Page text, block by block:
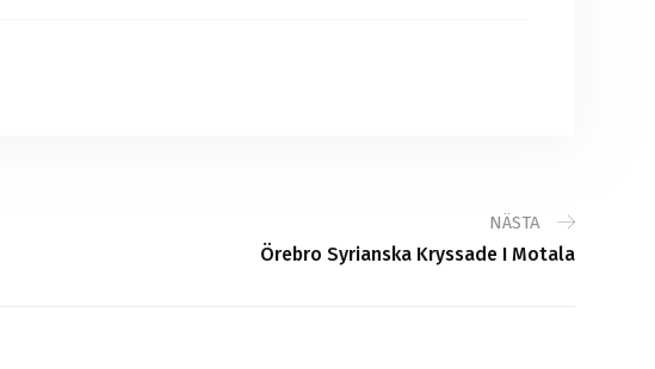
NÄSTA
Örebro Syrianska Kryssade I Motala